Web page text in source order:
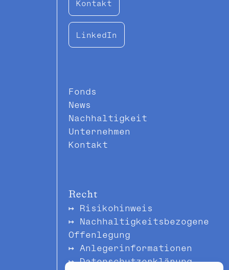
Kontakt
LinkedIn
Fonds
News
Nachhaltigkeit
Unternehmen
Kontakt
Recht
Risikohinweis
Nachhaltigkeitsbezogene
Offenlegung
Anlegerinformationen
Datenschutzerklärung